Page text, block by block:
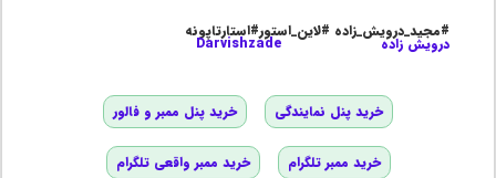
#مجید_درویش_زاده #لاین_استور#استارتاپونه
درویش زاده Darvishzade
خرید پنل نمایندگی خرید پنل ممبر و فالور
خرید ممبر تلگرام خرید ممبر واقعی تلگرام